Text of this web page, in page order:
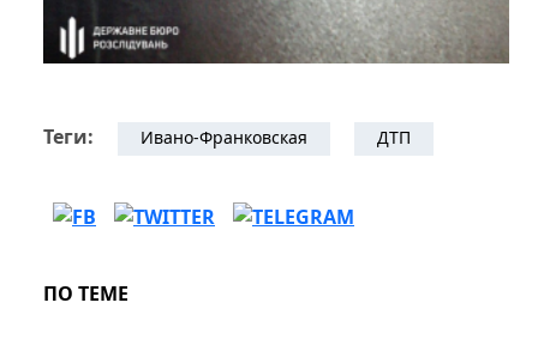
Теги: Ивано-Франковская ДТП
ПО ТЕМЕ